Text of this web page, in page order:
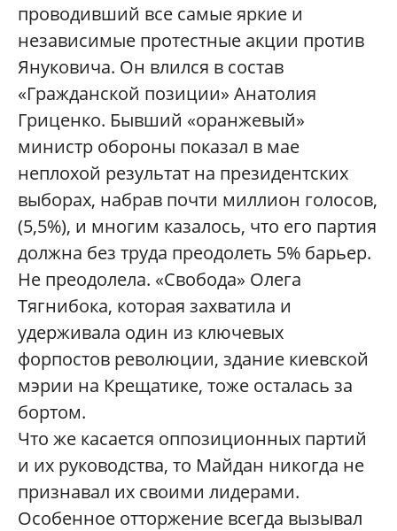
проводивший все самые яркие и
независимые протестные акции против
Януковича. Он влился в состав
«Гражданской позиции» Анатолия
Гриценко. Бывший «оранжевый»
министр обороны показал в мае
неплохой результат на президентских
выборах, набрав почти миллион голосов,
(5,5%), и многим казалось, что его партия
должна без труда преодолеть 5% барьер.
Не преодолела. «Свобода» Олега
Тягнибока, которая захватила и
удерживала один из ключевых
форпостов революции, здание киевской
мэрии на Крещатике, тоже осталась за
бортом.
Что же касается оппозиционных партий
и их руководства, то Майдан никогда не
признавал их своими лидерами.
Особенное отторжение всегда вызывал